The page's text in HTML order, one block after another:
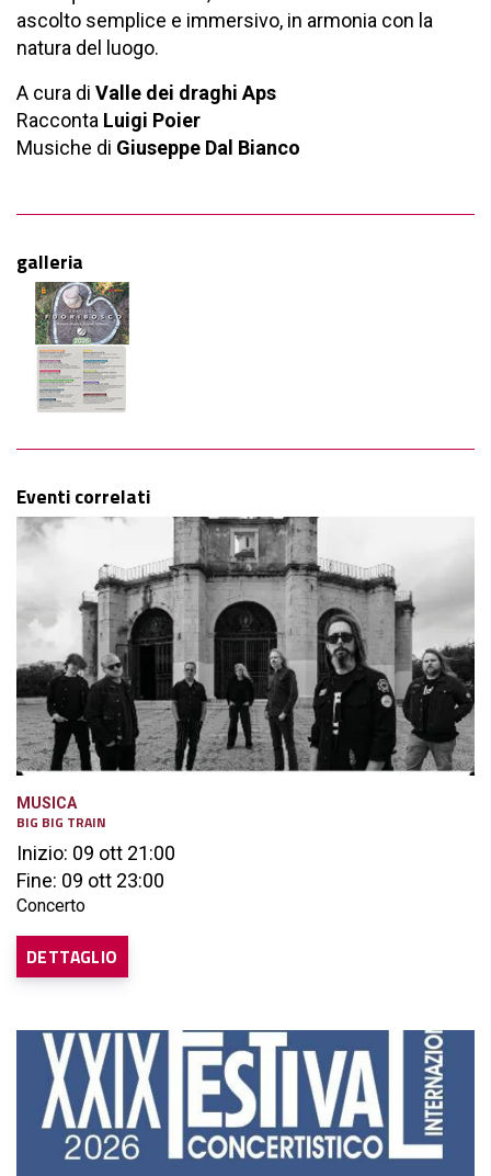
ascolto semplice e immersivo, in armonia con la
natura del luogo.
A cura di Valle dei draghi Aps
Racconta Luigi Poier
Musiche di Giuseppe Dal Bianco
galleria
Eventi correlati
MUSICA
BIG BIG TRAIN
Inizio: 09 ott 21:00
Fine: 09 ott 23:00
Concerto
DETTAGLIO